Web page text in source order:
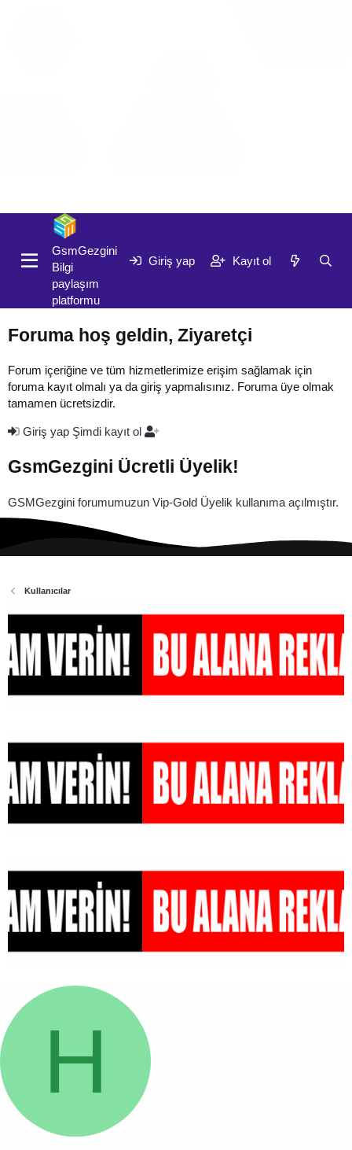
GsmGezgini
Bilgi
paylaşım
platformu
Giriş yap Kayıt ol
Foruma hoş geldin, Ziyaretçi
Forum içeriğine ve tüm hizmetlerimize erişim sağlamak için
foruma kayıt olmalı ya da giriş yapmalısınız. Foruma üye olmak
tamamen ücretsizdir.
Giriş yap Şimdi kayıt ol
GsmGezgini Ücretli Üyelik!
GSMGezgini forumumuzun Vip-Gold Üyelik kullanıma açılmıştır.
Kullanıcılar
H